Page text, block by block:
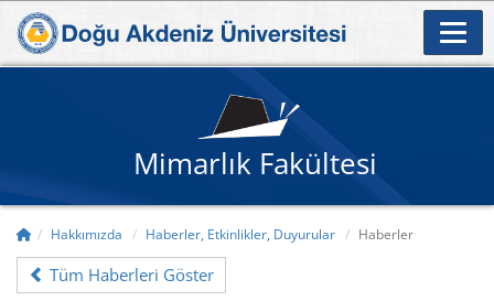
Mimarlık Fakültesi
Hakkımızda Haberler, Etkinlikler, Duyurular Haberler
Tüm Haberleri Göster